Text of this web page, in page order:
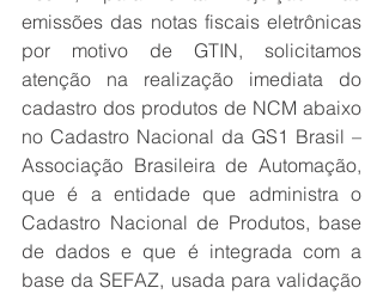
emissões das notas fiscais eletrônicas
por motivo de GTIN, solicitamos
atenção na realização imediata do
cadastro dos produtos de NCM abaixo
no Cadastro Nacional da GS1 Brasil –
Associação Brasileira de Automação,
que é a entidade que administra o
Cadastro Nacional de Produtos, base
de dados e que é integrada com a
base da SEFAZ, usada para validação